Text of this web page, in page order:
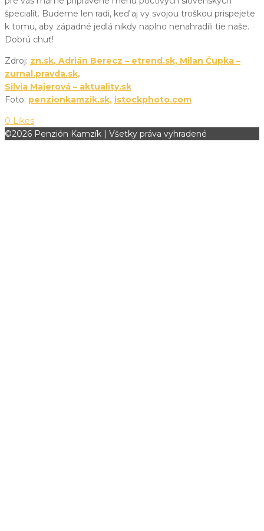
špecialít. Budeme len radi, keď aj vy svojou troškou prispejete
k tomu, aby západné jedlá nikdy naplno nenahradili tie naše.
Dobrú chuť!
Zdroj: zn.sk, Adrián Berecz – etrend.sk, Milan Čupka –
zurnal.pravda.sk,
Silvia Majerová – aktuality.sk
Foto: penzionkamzik.sk, istockphoto.com
0 Likes
©2026 Penzión Kamzík | Všetky práva vyhradené